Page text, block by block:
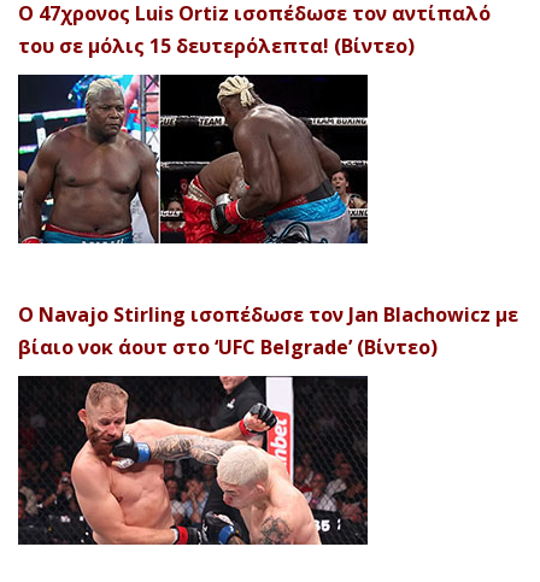
Ο 47χρονος Luis Ortiz ισοπέδωσε τον αντίπαλό
του σε μόλις 15 δευτερόλεπτα! (Βίντεο)
Ο Navajo Stirling ισοπέδωσε τον Jan Blachowicz με
βίαιο νοκ άουτ στο ‘UFC Belgrade’ (Βίντεο)